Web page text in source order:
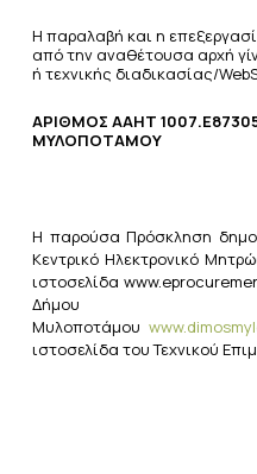
Η παραλαβή και η
από την αναθέτουσα αρχή
ή τεχνικής διαδικασίας/
ΑΡΙΘΜΟΣ ΑΑΗΤ
ΜΥΛΟΠΟΤΑΜΟΥ
Η παρούσα Πρόσκληση
Κεντρικό Ηλεκτρονικό
ιστοσελίδα
Δήμου
Μυλοποτάμου www.
ιστοσελίδα του Τεχνικού